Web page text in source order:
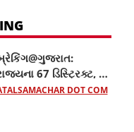
67 ડિસ્ટ્રિક્ટ, 63
અને 26 સિનિયર
DOT COM